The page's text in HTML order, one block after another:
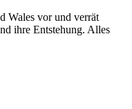
Wales vor und verrät
ihre Entstehung. Alles